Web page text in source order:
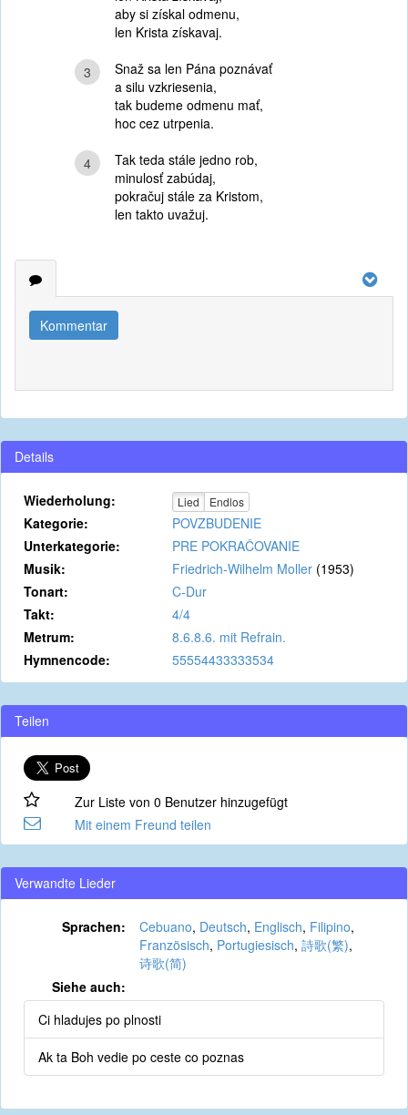
aby si získal odmenu,
len Krista získavaj.
3
Snaž sa len Pána poznávať
a silu vzkriesenia,
tak budeme odmenu mať,
hoc cez utrpenia.
4
Tak teda stále jedno rob,
minulosť zabúdaj,
pokračuj stále za Kristom,
len takto uvažuj.
Kommentar
Details
Wiederholung: Lied Endlos
Kategorie:
POVZBUDENIE
Unterkategorie:
PRE POKRAČOVANIE
Musik:
Friedrich-Wilhelm Moller (1953)
Tonart:
C-Dur
Takt:
4/4
Metrum:
8.6.8.6. mit Refrain.
Hymnencode:
55554433333534
Teilen
Zur Liste von 0 Benutzer hinzugefügt
Mit einem Freund teilen
Verwandte Lieder
Sprachen: Cebuano, Deutsch, Englisch, Filipino,
Französisch, Portugiesisch, 詩歌(繁),
诗歌(简)
Siehe auch:
Ci hladujes po plnosti
Ak ta Boh vedie po ceste co poznas